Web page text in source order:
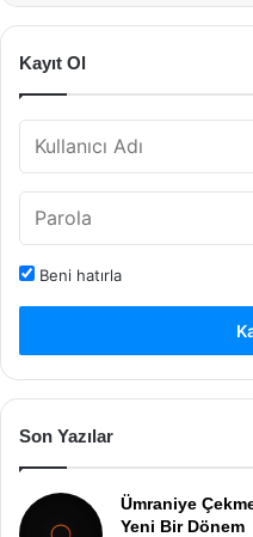
Kayıt Ol
Beni hatırla
Son Yazılar
Ümraniye
Yeni Bir Dönem